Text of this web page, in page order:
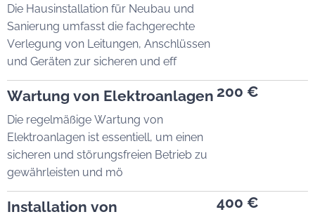
Die Hausinstallation für Neubau und
Sanierung umfasst die fachgerechte
Verlegung von Leitungen, Anschlüssen
und Geräten zur sicheren und eff
Wartung von Elektroanlagen
Die regelmäßige Wartung von
Elektroanlagen ist essentiell, um einen
sicheren und störungsfreien Betrieb zu
gewährleisten und mö
200 €
Installation von
400 €